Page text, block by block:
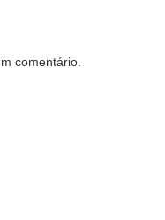
comentário.